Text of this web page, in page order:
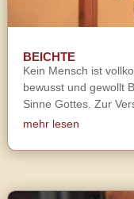
BEICHTE
Kein Mensch ist
bewusst und gewollt
Sinne Gottes. Zur
mehr lesen